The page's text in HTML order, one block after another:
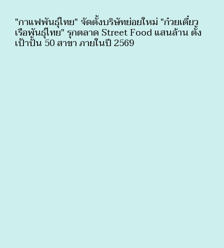
"กาแฟพันธุ์ไทย" จัดตั้งบริษัทย่อยใหม่ "ก๋วยเตี๋ยว
เรือพันธุ์ไทย" รุกตลาด Street Food แสนล้าน ตั้ง
เป้าปั้น 50 สาขา ภายในปี 2569